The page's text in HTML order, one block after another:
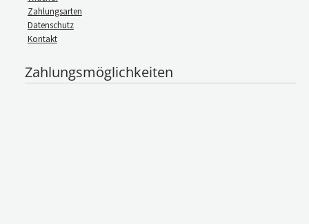
Zahlungsarten
Datenschutz
Kontakt
Zahlungsmöglichkeiten